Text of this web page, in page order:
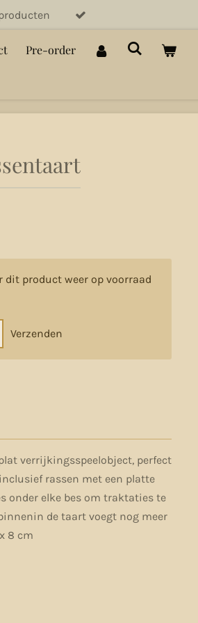
Pre-order
dit product weer op voorraad
Verzenden
verrijkingsspeelobject, perfect
rassen met een platte
onder elke bes om traktaties te
de taart voegt nog meer
8 cm